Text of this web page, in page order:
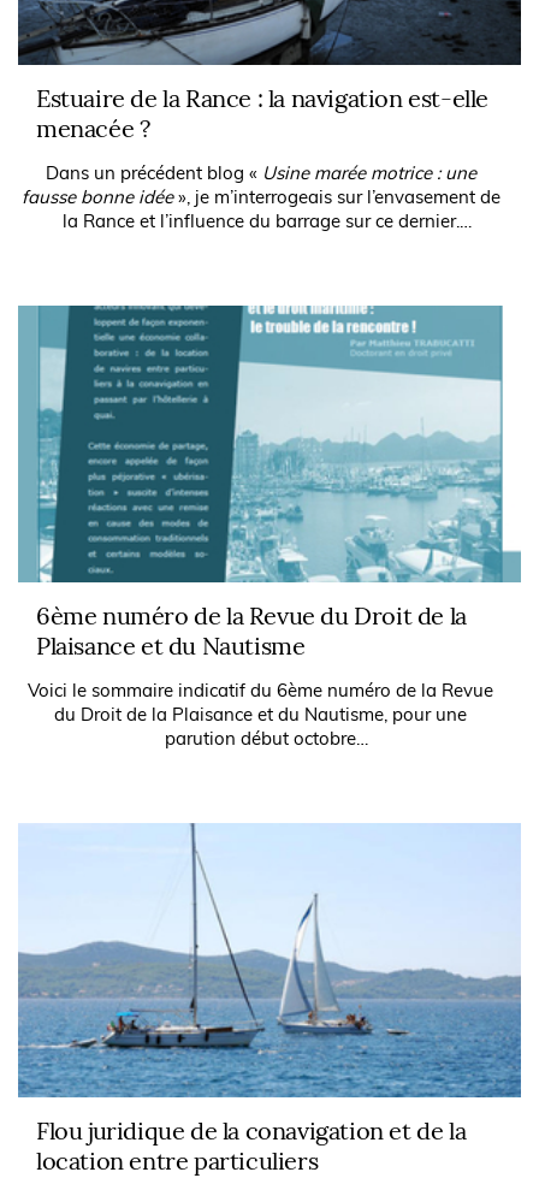
Estuaire de la Rance : la navigation est-elle
menacée ?
Dans un précédent blog « Usine marée motrice : une
fausse bonne idée», je m’interrogeais sur l’envasement de
la Rance et l’influence du barrage sur ce dernier.
6ème numéro de la Revue du Droit de la
Plaisance et du Nautisme
Voici le sommaire indicatif du 6ème numéro de la Revue
du Droit de la Plaisance et du Nautisme, pour une
parution début octobre
Flou juridique de la conavigation et de la
location entre particuliers